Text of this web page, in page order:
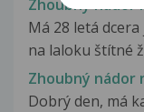
Zhoubný nádor
Má 28 letá
na laloku štítné
Zhoubný nádor
Dobrý den, má